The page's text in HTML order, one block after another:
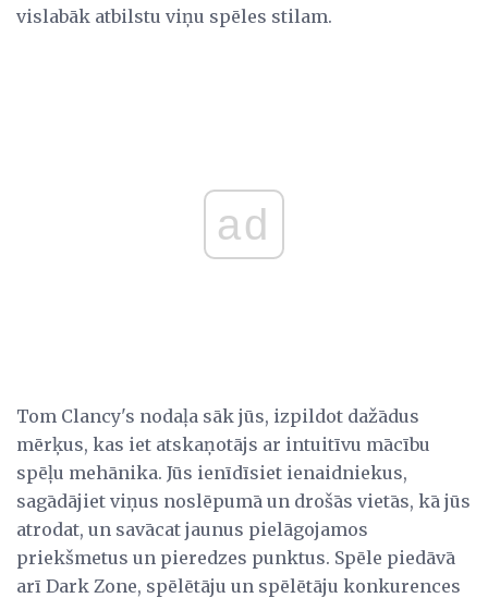
vislabāk atbilstu viņu spēles stilam.
ad
Tom Clancy's nodaļa sāk jūs, izpildot dažādus
mērķus, kas iet atskaņotājs ar intuitīvu mācību
spēļu mehānika. Jūs ienīdīsiet ienaidniekus,
sagādājiet viņus noslēpumā un drošās vietās, kā jūs
atrodat, un savācat jaunus pielāgojamos
priekšmetus un pieredzes punktus. Spēle piedāvā
arī Dark Zone, spēlētāju un spēlētāju konkurences